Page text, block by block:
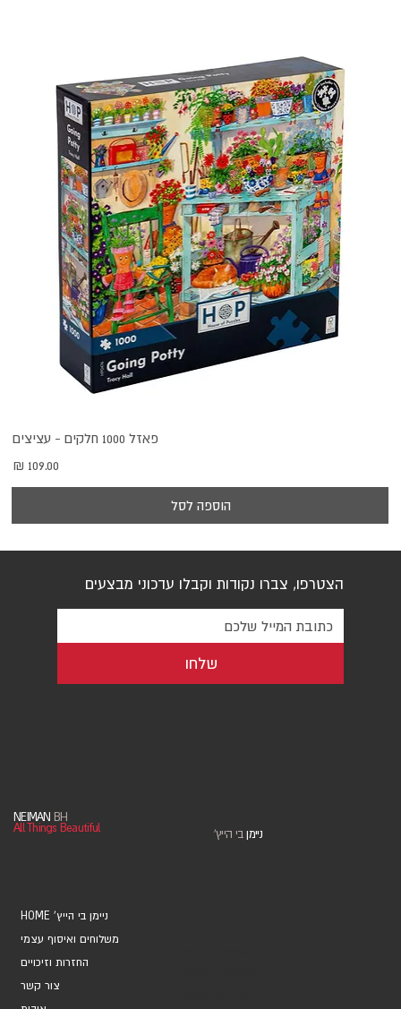
פאזל 1000 חלקים - עציצים
מחיר
הוספה לסל
HOME 'ניימן בי הייץ
משלוחים ואיסוף עצמי
החזרות וזיכויים
צור קשר
הצטרפו, צברו נקודות וקבלו עדכוני מבצעים
שלחו
NEIMAN BH
All Things Beautiful
' ניימן בי הייץ